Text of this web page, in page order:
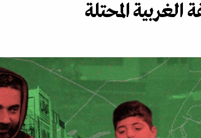
المحتلة